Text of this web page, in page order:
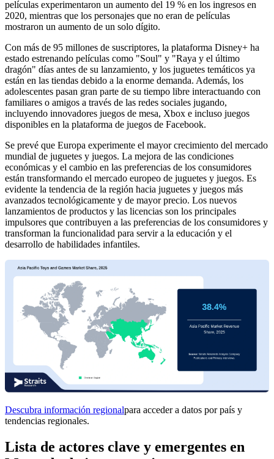
películas experimentaron un aumento del 19 % en los ingresos en
2020, mientras que los personajes que no eran de películas
mostraron un aumento de un solo dígito.
Con más de 95 millones de suscriptores, la plataforma Disney+ ha
estado estrenando películas como "Soul" y "Raya y el último
dragón" días antes de su lanzamiento, y los juguetes temáticos ya
están en las tiendas debido a la enorme demanda. Además, los
adolescentes pasan gran parte de su tiempo libre interactuando con
familiares o amigos a través de las redes sociales jugando,
incluyendo innovadores juegos de mesa, Xbox e incluso juegos
disponibles en la plataforma de juegos de Facebook.
Se prevé que Europa experimente el mayor crecimiento del mercado
mundial de juguetes y juegos. La mejora de las condiciones
económicas y el cambio en las preferencias de los consumidores
están transformando el mercado europeo de juguetes y juegos. Es
evidente la tendencia de la región hacia juguetes y juegos más
avanzados tecnológicamente y de mayor precio. Los nuevos
lanzamientos de productos y las licencias son los principales
impulsores que contribuyen a las preferencias de los consumidores y
transforman la funcionalidad para servir a la educación y el
desarrollo de habilidades infantiles.
Descubra información regionalpara acceder a datos por país y
tendencias regionales.
Lista de actores clave y emergentes en